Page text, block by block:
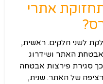
אתרי
לשני חלקים. ראשית,
האתר ושידרוג
סגירת פירצות אבטחה
של האתר. שנית,